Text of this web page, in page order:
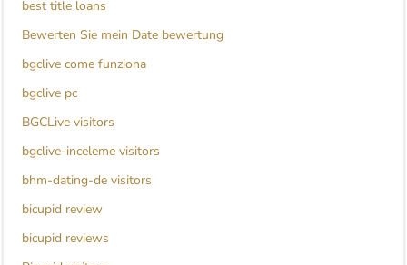
best title loans
Bewerten Sie mein Date bewertung
bgclive come funziona
bgclive pc
BGCLive visitors
bgclive-inceleme visitors
bhm-dating-de visitors
bicupid review
bicupid reviews